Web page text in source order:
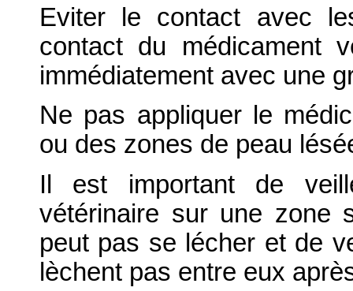
Eviter le contact avec
contact du médicament
immédiatement avec une
Ne pas appliquer le
ou des zones de peau
Il est important de
vétérinaire sur une zone
peut pas se lécher et de
lèchent pas entre eux